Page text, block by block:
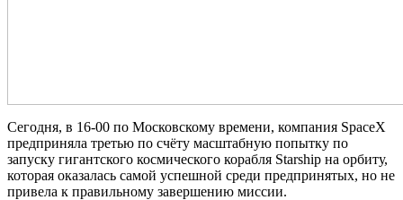
Сегодня, в 16-00 по Московскому времени, компания SpaceX
предприняла третью по счёту масштабную попытку по
запуску гигантского космического корабля Starship на орбиту,
которая оказалась самой успешной среди предпринятых, но не
привела к правильному завершению миссии.